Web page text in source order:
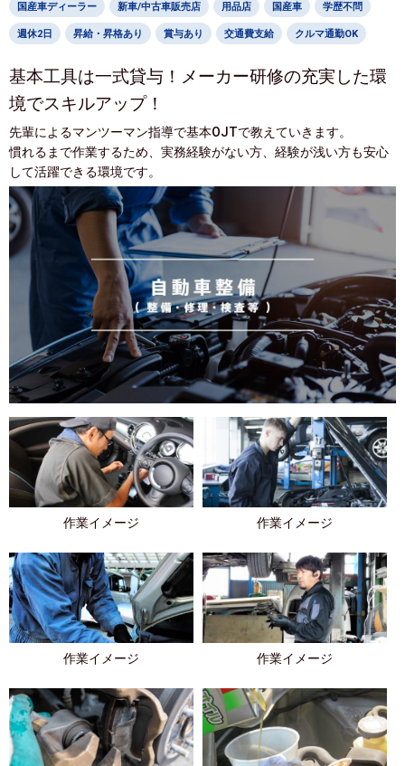
国産車ディーラー 新車/中古車販売店 用品店 国産車 学歴不問
週休2日 昇給・昇格あり 賞与あり 交通費支給 クルマ通勤OK
基本工具は一式貸与！メーカー研修の充実した環
境でスキルアップ！
先輩によるマンツーマン指導で基本OJTで教えていきます。
慣れるまで作業するため、実務経験がない方、経験が浅い方も安心
して活躍できる環境です。
作業イメージ 作業イメージ
作業イメージ 作業イメージ